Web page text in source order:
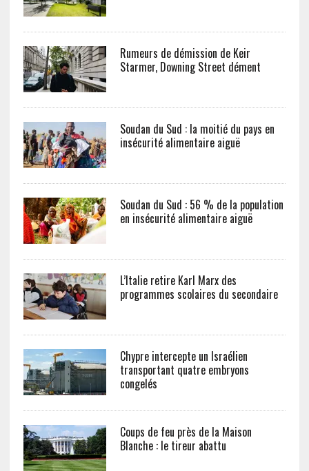
Rumeurs de démission de Keir
Starmer, Downing Street dément
Soudan du Sud : la moitié du pays en
insécurité alimentaire aiguë
Soudan du Sud : 56 % de la population
en insécurité alimentaire aiguë
L’Italie retire Karl Marx des
programmes scolaires du secondaire
Chypre intercepte un Israélien
transportant quatre embryons
congelés
Coups de feu près de la Maison
Blanche : le tireur abattu